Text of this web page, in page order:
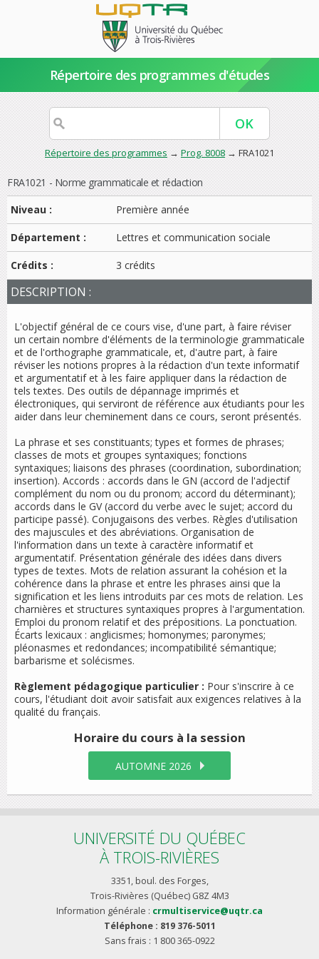
Répertoire des programmes d'études
Répertoire des programmes → Prog. 8008 → FRA1021
FRA1021 - Norme grammaticale et rédaction
Niveau :
Première année
Département : Lettres et communication sociale
Crédits : 3 crédits
DESCRIPTION :
L'objectif général de ce cours vise, d'une part, à faire réviser
un certain nombre d'éléments de la terminologie grammaticale
et de l'orthographe grammaticale, et, d'autre part, à faire
réviser les notions propres à la rédaction d'un texte informatif
et argumentatif et à les faire appliquer dans la rédaction de
tels textes. Des outils de dépannage imprimés et
électroniques, qui serviront de référence aux étudiants pour les
aider dans leur cheminement dans ce cours, seront présentés.
La phrase et ses constituants; types et formes de phrases;
classes de mots et groupes syntaxiques; fonctions
syntaxiques; liaisons des phrases (coordination, subordination;
insertion). Accords : accords dans le GN (accord de l'adjectif
complément du nom ou du pronom; accord du déterminant);
accords dans le GV (accord du verbe avec le sujet; accord du
participe passé). Conjugaisons des verbes. Règles d'utilisation
des majuscules et des abréviations. Organisation de
l'information dans un texte à caractère informatif et
argumentatif. Présentation générale des idées dans divers
types de textes. Mots de relation assurant la cohésion et la
cohérence dans la phrase et entre les phrases ainsi que la
signification et les liens introduits par ces mots de relation. Les
charnières et structures syntaxiques propres à l'argumentation.
Emploi du pronom relatif et des prépositions. La ponctuation.
Écarts lexicaux : anglicismes; homonymes; paronymes;
pléonasmes et redondances; incompatibilité sémantique;
barbarisme et solécismes.
Règlement pédagogique particulier : Pour s'inscrire à ce
cours, l'étudiant doit avoir satisfait aux exigences relatives à la
qualité du français.
Horaire du cours à la session
AUTOMNE 2026
UNIVERSITÉ DU QUÉBEC
À TROIS-RIVIÈRES
3351, boul. des Forges,
Trois-Rivières (Québec) G8Z 4M3
Information générale : crmultiservice@uqtr.ca
Téléphone : 819 376-5011
Sans frais : 1 800 365-0922